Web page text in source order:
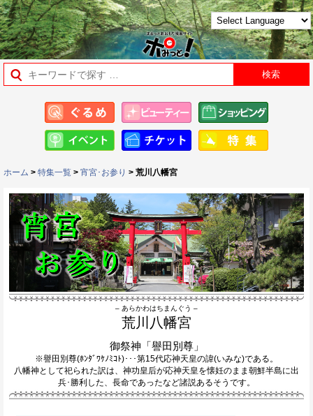
ホーム > 特集一覧 > 宵宮･お参り > 荒川八幡宮
– あらかわはちまんぐう –
荒川八幡宮
御祭神「譽田別尊」
※譽田別尊(ﾎﾝﾀﾞﾜｹﾉﾐｺﾄ)･･･第15代応神天皇の諱(いみな)である。
八幡神として祀られた訳は、神功皇后が応神天皇を懐妊のまま朝鮮半島に出
兵･勝利した、長命であったなど諸説あるそうです。